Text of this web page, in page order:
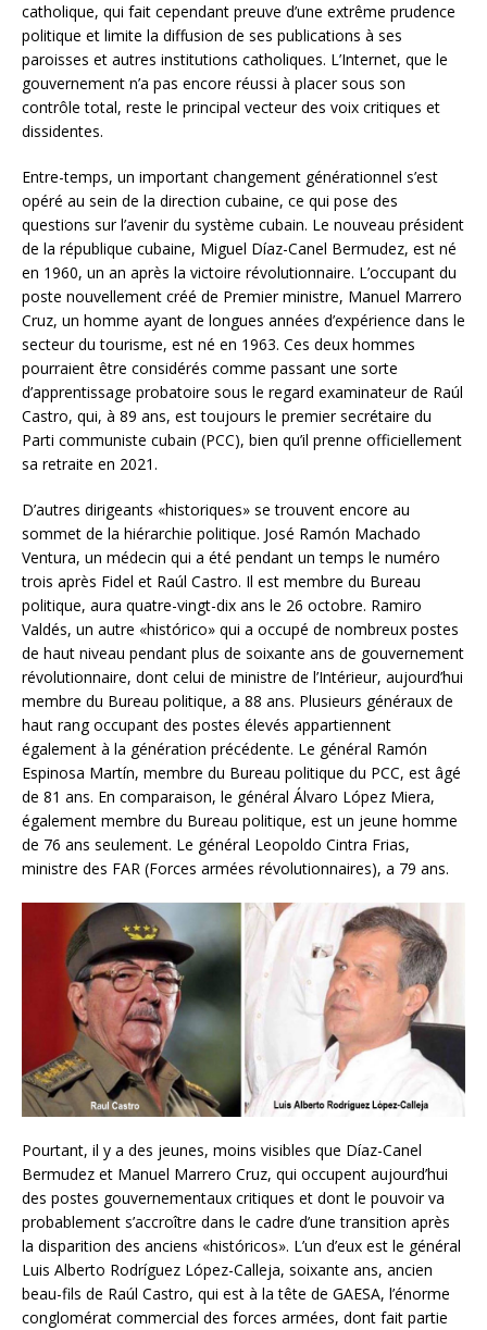
catholique, qui fait cependant preuve d’une extrême prudence
politique et limite la diffusion de ses publications à ses
paroisses et autres institutions catholiques. L’Internet, que le
gouvernement n’a pas encore réussi à placer sous son
contrôle total, reste le principal vecteur des voix critiques et
dissidentes.
Entre-temps, un important changement générationnel s’est
opéré au sein de la direction cubaine, ce qui pose des
questions sur l’avenir du système cubain. Le nouveau président
de la république cubaine, Miguel Díaz-Canel Bermudez, est né
en 1960, un an après la victoire révolutionnaire. L’occupant du
poste nouvellement créé de Premier ministre, Manuel Marrero
Cruz, un homme ayant de longues années d’expérience dans le
secteur du tourisme, est né en 1963. Ces deux hommes
pourraient être considérés comme passant une sorte
d’apprentissage probatoire sous le regard examinateur de Raúl
Castro, qui, à 89 ans, est toujours le premier secrétaire du
Parti communiste cubain (PCC), bien qu’il prenne officiellement
sa retraite en 2021.
D’autres dirigeants «historiques» se trouvent encore au
sommet de la hiérarchie politique. José Ramón Machado
Ventura, un médecin qui a été pendant un temps le numéro
trois après Fidel et Raúl Castro. Il est membre du Bureau
politique, aura quatre-vingt-dix ans le 26 octobre. Ramiro
Valdés, un autre «histórico» qui a occupé de nombreux postes
de haut niveau pendant plus de soixante ans de gouvernement
révolutionnaire, dont celui de ministre de l’Intérieur, aujourd’hui
membre du Bureau politique, a 88 ans. Plusieurs généraux de
haut rang occupant des postes élevés appartiennent
également à la génération précédente. Le général Ramón
Espinosa Martín, membre du Bureau politique du PCC, est âgé
de 81 ans. En comparaison, le général Álvaro López Miera,
également membre du Bureau politique, est un jeune homme
de 76 ans seulement. Le général Leopoldo Cintra Frias,
ministre des FAR (Forces armées révolutionnaires), a 79 ans.
Pourtant, il y a des jeunes, moins visibles que Díaz-Canel
Bermudez et Manuel Marrero Cruz, qui occupent aujourd’hui
des postes gouvernementaux critiques et dont le pouvoir va
probablement s’accroître dans le cadre d’une transition après
la disparition des anciens «históricos». L’un d’eux est le général
Luis Alberto Rodríguez López-Calleja, soixante ans, ancien
beau-fils de Raúl Castro, qui est à la tête de GAESA, l’énorme
conglomérat commercial des forces armées, dont fait partie